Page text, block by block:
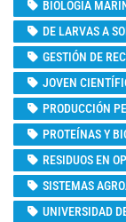
BIOLOGÍA
DE LARVAS A
GESTIÓN DE
JOVEN
PRODUCCIÓN
PROTEÍNAS Y
RESIDUOS EN
SISTEMAS
UNIVERSIDAD